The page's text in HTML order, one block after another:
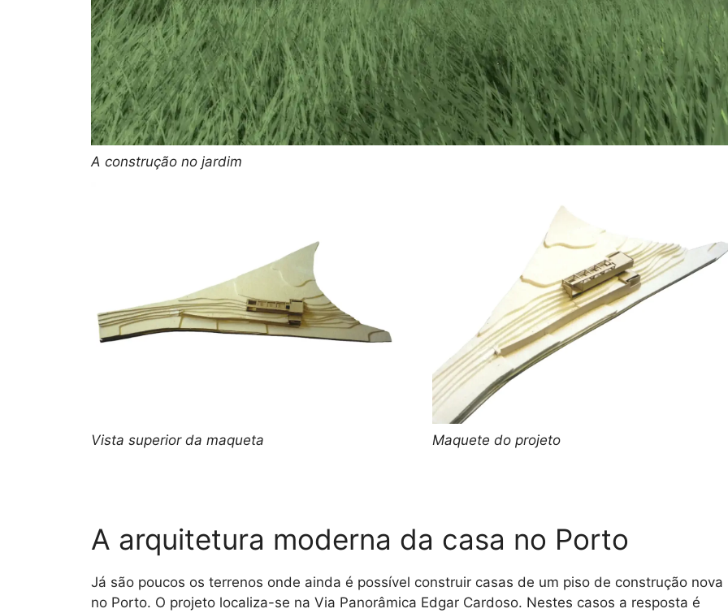
A construção no jardim
Vista superior da maqueta Maquete do projeto
A arquitetura moderna da casa no Porto
Já são poucos os terrenos onde ainda é possível construir casas de um piso de construção nova
no Porto. O projeto localiza-se na Via Panorâmica Edgar Cardoso. Nestes casos a resposta é